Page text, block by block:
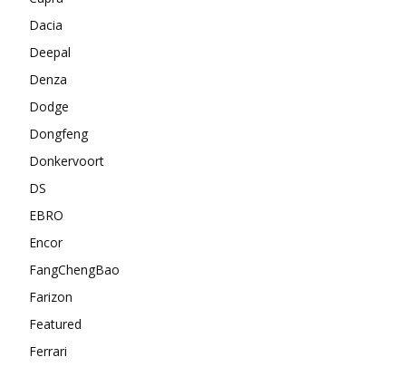
Dacia
Deepal
Denza
Dodge
Dongfeng
Donkervoort
DS
EBRO
Encor
FangChengBao
Farizon
Featured
Ferrari